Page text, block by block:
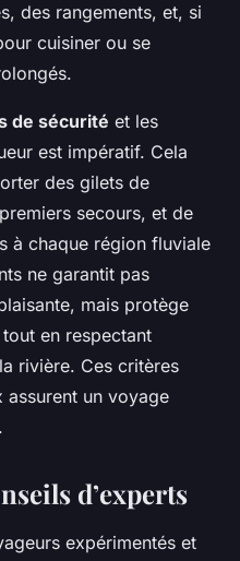
des rangements, et, si
cuisiner ou se
de sécurité et les
est impératif. Cela
des gilets de
secours, et de
à chaque région fluviale
ne garantit pas
mais protège
en respectant
rivière. Ces critères
un voyage
d’experts
expérimentés et